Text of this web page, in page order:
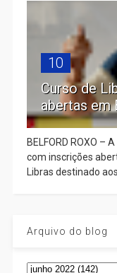
10
Curso de
abertas em
BELFORD ROXO –
com inscrições
Libras destinado
Arquivo do blog